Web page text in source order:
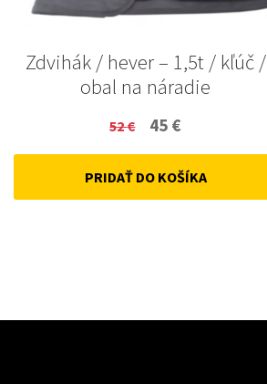
Zdvihák / hever – 1,5t / kľúč /
obal na náradie
52€
Original
price
was:
45 €
price
is:
PRIDAŤ DO KOŠÍKA